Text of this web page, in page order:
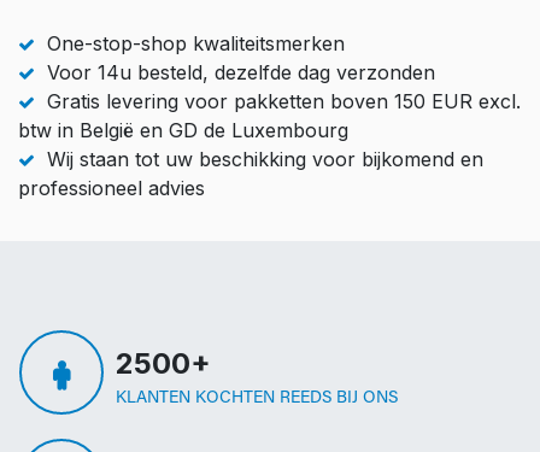
One-stop-shop kwaliteitsmerken
Voor 14u besteld, dezelfde dag verzonden
Gratis levering voor pakketten boven 150 EUR excl.
btw in België en GD de Luxembourg
Wij staan tot uw beschikking voor bijkomend en
professioneel advies
2500+
KLANTEN KOCHTEN REEDS BIJ ONS